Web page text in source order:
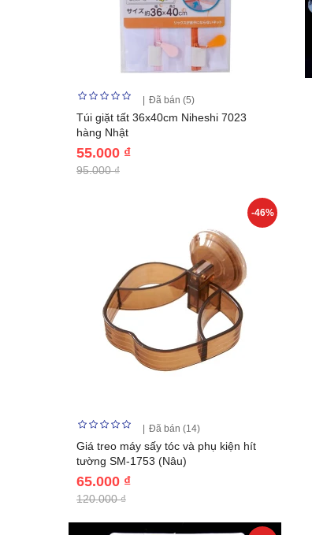
Đã bán (5)
Túi giặt tất 36x40cm Niheshi 7023
hàng Nhật
55.000 ₫
95.000 ₫
-46%
Đã bán (14)
Giá treo máy sấy tóc và phụ kiện hít
tường SM-1753 (Nâu)
65.000 ₫
120.000 ₫